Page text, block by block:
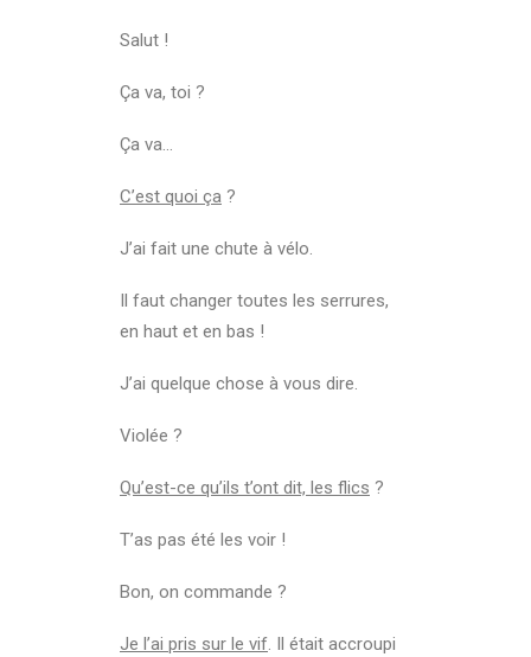
Salut !
Ça va, toi ?
Ça va…
C’est quoi ça ?
J’ai fait une chute à vélo.
Il faut changer toutes les serrures,
en haut et en bas !
J’ai quelque chose à vous dire.
Violée ?
Qu’est-ce qu’ils t’ont dit, les flics ?
T’as pas été les voir !
Bon, on commande ?
Je l’ai pris sur le vif. Il était accroupi